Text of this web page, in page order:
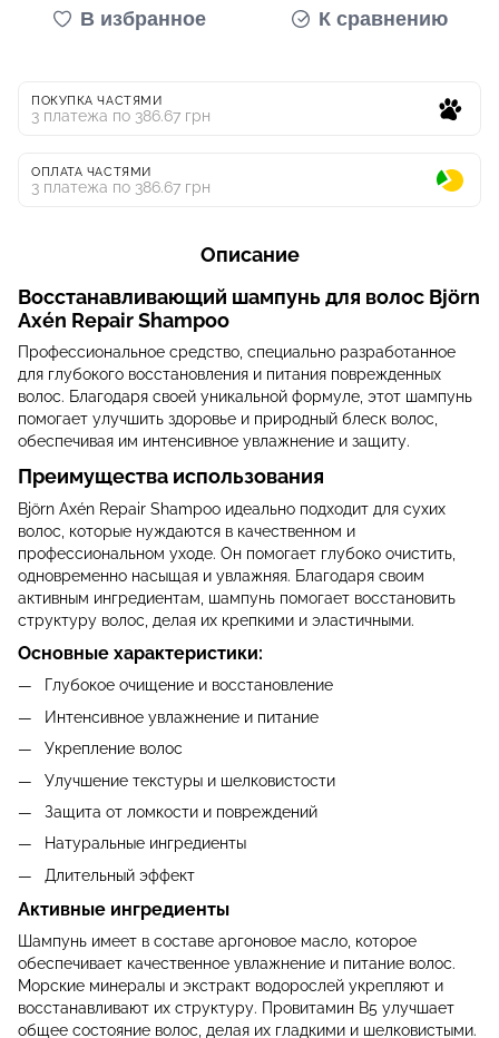
В избранное К сравнению
ПОКУПКА ЧАСТЯМИ
3 платежа по 386.67 грн
ОПЛАТА ЧАСТЯМИ
3 платежа по 386.67 грн
Описание
Восстанавливающий шампунь для волос Björn
Axén Repair Shampoo
Профессиональное средство, специально разработанное
для глубокого восстановления и питания поврежденных
волос. Благодаря своей уникальной формуле, этот шампунь
помогает улучшить здоровье и природный блеск волос,
обеспечивая им интенсивное увлажнение и защиту.
Преимущества использования
Björn Axén Repair Shampoo идеально подходит для сухих
волос, которые нуждаются в качественном и
профессиональном уходе. Он помогает глубоко очистить,
одновременно насыщая и увлажняя. Благодаря своим
активным ингредиентам, шампунь помогает восстановить
структуру волос, делая их крепкими и эластичными.
Основные характеристики:
Глубокое очищение и восстановление
Интенсивное увлажнение и питание
Укрепление волос
Улучшение текстуры и шелковистости
Защита от ломкости и повреждений
Натуральные ингредиенты
Длительный эффект
Активные ингредиенты
Шампунь имеет в составе аргоновое масло, которое
обеспечивает качественное увлажнение и питание волос.
Морские минералы и экстракт водорослей укрепляют и
восстанавливают их структуру. Провитамин B5 улучшает
общее состояние волос, делая их гладкими и шелковистыми.